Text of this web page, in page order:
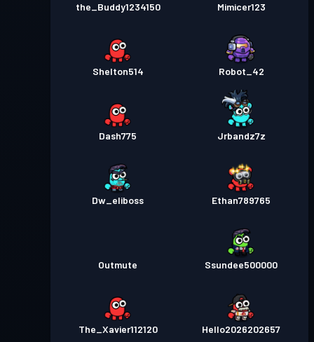
the_Buddy1234150 Mimicer123
Shelton514 Robot_42
Dash775 Jrbandz7z
Dw_eliboss Ethan789765
Outmute Ssundee500000
The_Xavier112120 Hello2026202657